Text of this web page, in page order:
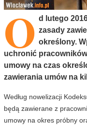
O d lutego
zasady
określony.
uchronić
umowy na czas
zawierania umów na
Według nowelizacji
będą zawierane z
umowy na okres próbny